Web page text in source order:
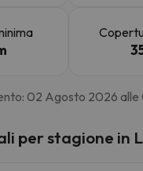
02 Agosto 2026
per stagione in